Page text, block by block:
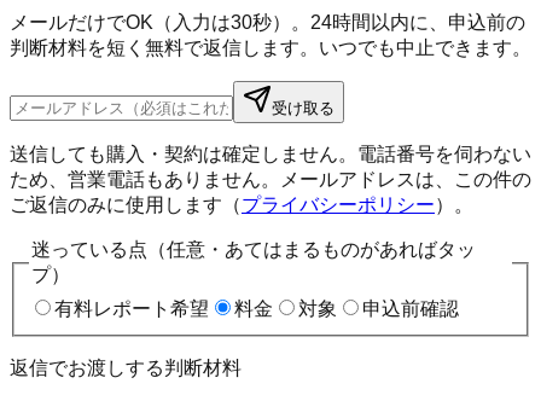
メールだけでOK（入力は30秒）。24時間以内に、申込前の
判断材料を短く無料で返信します。いつでも中止できます。
受け取る
送信しても購入・契約は確定しません。電話番号を伺わない
ため、営業電話もありません。メールアドレスは、この件の
ご返信のみに使用します（プライバシーポリシー）。
迷っている点（任意・あてはまるものがあればタッ
プ）
有料レポート希望
料金 対象 申込前確認
返信でお渡しする判断材料